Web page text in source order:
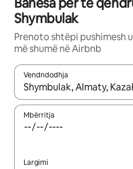
Shymbulak
Prenoto shtëpi pushimesh
më shumë në Airbnb
Vendndodhja
Kur rezultatet të jenë të
Mbërritja
Largimi